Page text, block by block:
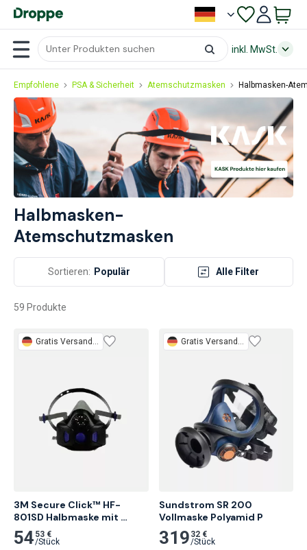
inkl. MwSt.
Empfohlene PSA & Sicherheit Atemschutzmasken Halbmasken-
Halbmasken-
Atemschutzmasken
Sortieren: Populär Alle Filter
59 Produkte
Gratis Versand 2 Tage
3M Secure Click™ HF-
801SD Halbmaske mit
Sprechmembran Größe S 1
Stk.
54 53 €
/Stück
Gratis Versand 3 Tage
Sundstrom SR 200
Vollmaske Polyamid P
319 32 €
/Stück